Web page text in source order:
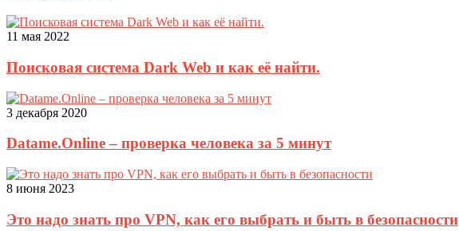
11 мая 2022
Поисковая система Dark Web и как её найти.
3 декабря 2020
Datame.Online – проверка человека за 5 минут
8 июня 2023
Это надо знать про VPN, как его выбрать и быть в безопасности